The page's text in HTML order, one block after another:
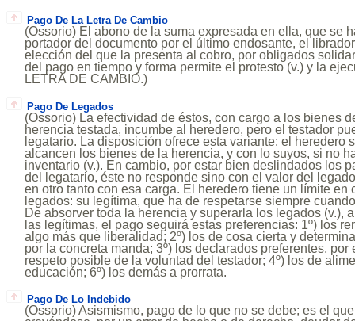
Pago De La Letra De Cambio
(Ossorio) El abono de la suma expresada en ella, que se
portador del documento por el último endosante, el
elección del que la presenta al cobro, por obligados
del pago en tiempo y forma permite el protesto (v.) y la
LETRA DE CAMBIO.)
Pago De Legados
(Ossorio) La efectividad de éstos, con cargo a los bienes
herencia testada, incumbe al heredero, pero el testador
legatario. La disposición ofrece esta variante: el heredero
alcancen los bienes de la herencia, y con lo suyos, si no
inventario (v.). En cambio, por estar bien deslindados los
del legatario, éste no responde sino con el valor del
en otro tanto con esa carga. El heredero tiene un límite en
legados: su legítima, que ha de respetarse siempre
De absorver toda la herencia y superarla los legados (v.),
las legítimas, el pago seguirá estas preferencias: 1º) los
algo más que liberalidad; 2º) los de cosa cierta y
por la concreta manda; 3º) los declarados preferentes,
respeto posible de la voluntad del testador; 4º) los de
educación; 6º) los demás a prorrata.
Pago De Lo Indebido
(Ossorio) Asismismo, pago de lo que no se debe; es el